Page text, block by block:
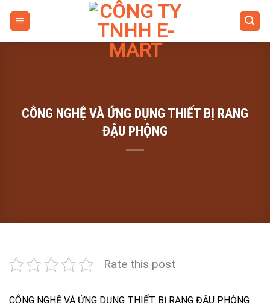
CÔNG NGHỆ VÀ ỨNG DỤNG THIẾT BỊ RANG
ĐẬU PHỘNG
Rate this post
CÔNG NGHỆ VÀ ỨNG DỤNG THIẾT BỊ RANG ĐẬU PHỘNG